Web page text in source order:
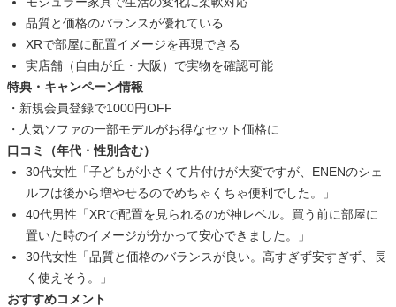
品質と価格のバランスが優れている
XRで部屋に配置イメージを再現できる
実店舗（自由が丘・大阪）で実物を確認可能
特典・キャンペーン情報
・新規会員登録で1000円OFF
・人気ソファの一部モデルがお得なセット価格に
口コミ（年代・性別含む）
30代女性「子どもが小さくて片付けが大変ですが、ENENのシェ
ルフは後から増やせるのでめちゃくちゃ便利でした。」
40代男性「XRで配置を見られるのが神レベル。買う前に部屋に
置いた時のイメージが分かって安心できました。」
30代女性「品質と価格のバランスが良い。高すぎず安すぎず、長
く使えそう。」
おすすめコメント